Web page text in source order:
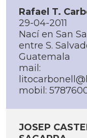
Rafael T.
29-04-2011
Nací­ en San
entre S.
Guatemala
mail:
mobil:
JOSEP